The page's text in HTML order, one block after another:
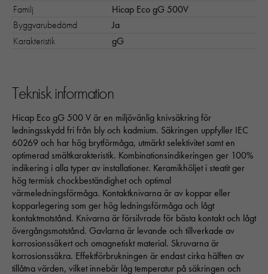
Familj
Hicap Eco gG 500V
Byggvarubedömd
Ja
Karakteristik
gG
Teknisk information
Hicap Eco gG 500 V är en miljövänlig knivsäkring för
ledningsskydd fri från bly och kadmium. Säkringen uppfyller IEC
60269 och har hög brytförmåga, utmärkt selektivitet samt en
optimerad smältkarakteristik. Kombinationsindikeringen ger 100%
indikering i alla typer av installationer. Keramikhöljet i steatit ger
hög termisk chockbeständighet och optimal
värmeledningsförmåga. Kontaktknivarna är av koppar eller
kopparlegering som ger hög ledningsförmåga och lågt
kontaktmotstånd. Knivarna är försilvrade för bästa kontakt och lågt
övergångsmotstånd. Gavlarna är levande och tillverkade av
korrosionssäkert och omagnetiskt material. Skruvarna är
korrosionssäkra. Effektförbrukningen är endast cirka hälften av
tillåtna värden, vilket innebär låg temperatur på säkringen och
Nödvändiga